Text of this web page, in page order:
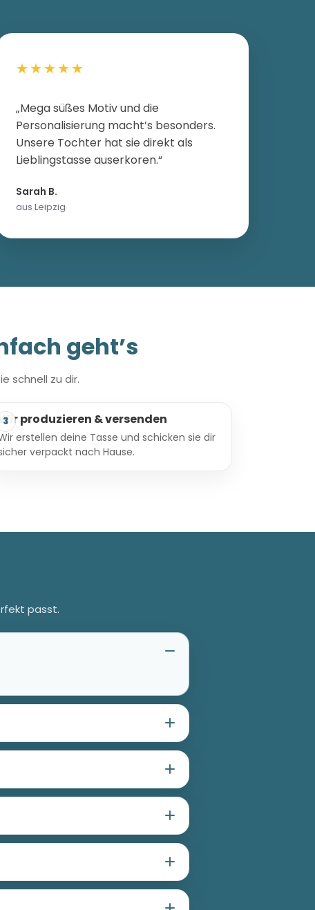
★★★★★
„Mega süßes Motiv und die
Personalisierung macht’s besonders.
Unsere Tochter hat sie direkt als
Lieblingstasse auserkoren.“
Sarah B.
aus Leipzig
geht’s
schnell zu dir.
3
Wir produzieren & versenden
erstellen deine Tasse und schicken sie dir
verpackt nach Hause.
passt.